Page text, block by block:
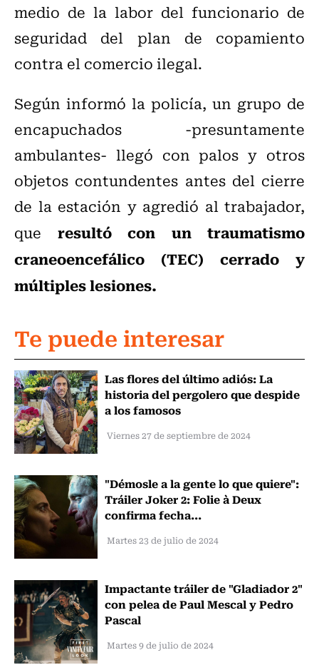
medio de la labor del funcionario de
seguridad del plan de copamiento
contra el comercio ilegal.
Según informó la policía, un grupo de
encapuchados -presuntamente
ambulantes- llegó con palos y otros
objetos contundentes antes del cierre
de la estación y agredió al trabajador,
que resultó con un traumatismo
craneoencefálico (TEC) cerrado y
múltiples lesiones.
Te puede interesar
Las flores del último adiós: La
historia del pergolero que despide
a los famosos
Viernes 27 de septiembre de 2024
"Démosle a la gente lo que quiere":
Tráiler Joker 2: Folie à Deux
confirma fecha...
Martes 23 de julio de 2024
Impactante tráiler de "Gladiador 2"
con pelea de Paul Mescal y Pedro
Pascal
Martes 9 de julio de 2024